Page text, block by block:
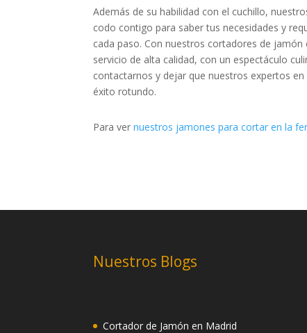
Además de su habilidad con el cuchillo,
codo contigo para saber tus necesidades y
cada paso. Con nuestros cortadores de
servicio de alta calidad, con un espectáculo
contactarnos y dejar que nuestros expertos
éxito rotundo.
Para vernuestros jamones para cortar en la
Nuestros Blogs
Cortador de Jamón en Madrid